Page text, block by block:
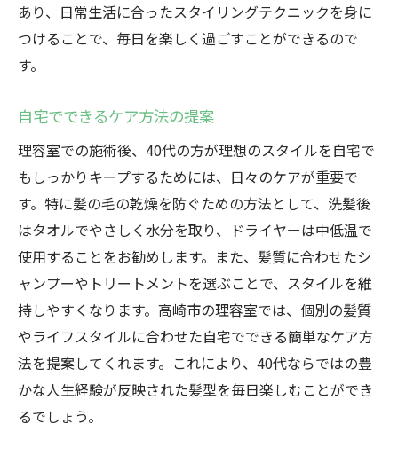
あり、日常生活に合ったスタイリングテクニックを身に
つけることで、毎日を楽しく過ごすことができるので
す。
自宅でできるケア方法の提案
理容室での施術後、40代の方が理想のスタイルを自宅で
もしっかりキープするためには、日々のケアが重要で
す。特に髪の毛の乾燥を防ぐための方法として、洗髪後
はタオルでやさしく水分を取り、ドライヤーは中低温で
使用することをお勧めします。また、髪質に合わせたシ
ャンプーやトリートメントを選ぶことで、スタイルを維
持しやすくなります。高崎市の理容室では、個別の髪質
やライフスタイルに合わせた自宅でできる簡単なケア方
法を提案してくれます。これにより、40代ならではの豊
かな人生経験が反映された髪型を毎日楽しむことができ
るでしょう。